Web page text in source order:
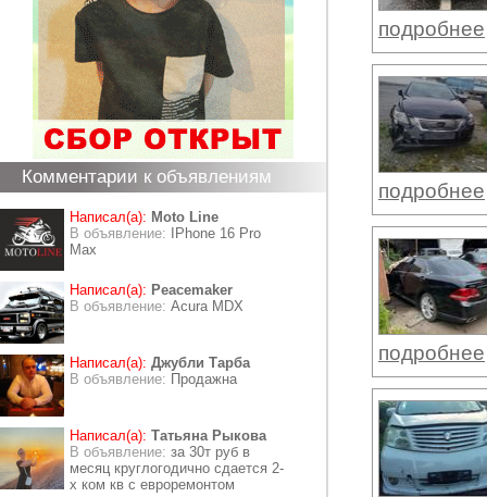
Комментарии к объявлениям
Написал(а): Moto Line
В объявление:
IPhone 16 Pro
Max
Написал(а): Peacemaker
В объявление: Acura MDX
Написал(а): Джубли Тарба
В объявление: Продажна
Написал(а): Татьяна Рыкова
В объявление: за 30т руб в
месяц круглогодично сдается 2-
х ком кв с евроремонтом
подробнее
подробнее
подробнее